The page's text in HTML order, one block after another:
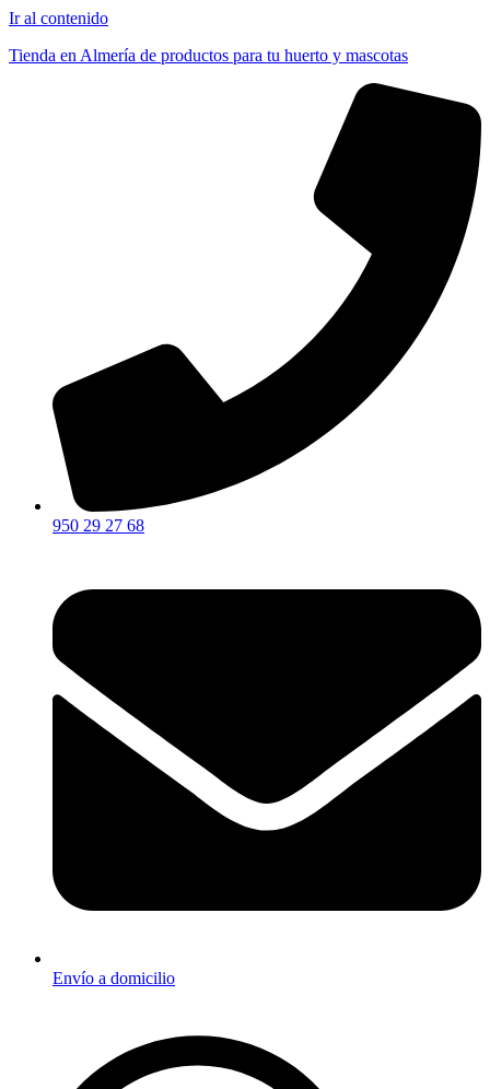
Ir al contenido
Tienda en Almería de productos para tu huerto y mascotas
950 29 27 68
Envío a domicilio